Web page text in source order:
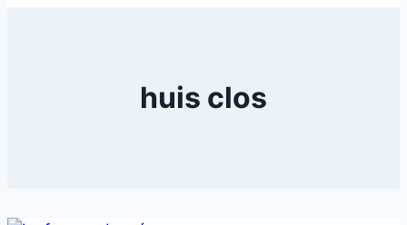
huis clos